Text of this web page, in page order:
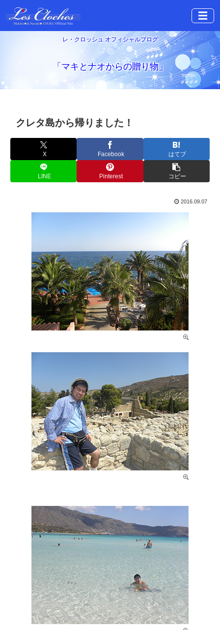
☰
レ・クロッシュ オフィシャルブログ
「マキとナオからの贈り物」
クレタ島から帰りました！
X Facebook はてブ
LINE Pinterest コピー
2016.09.07